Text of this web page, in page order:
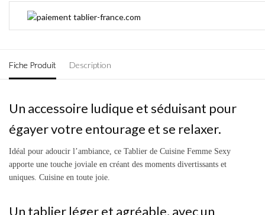
Fiche Produit Description
Un accessoire ludique et séduisant pour
égayer votre entourage et se relaxer.
Idéal pour adoucir l’ambiance, ce Tablier de Cuisine Femme Sexy
apporte une touche joviale en créant des moments divertissants et
uniques. Cuisine en toute joie.
Un tablier léger et agréable, avec un